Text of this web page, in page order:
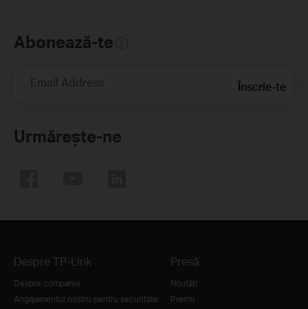
Abonează-te
Email Address Înscrie-te
Urmărește-ne
Despre TP-Link
Despre companie
Angajamentul nostru pentru securitate
Presă
Noutăţi
Premii